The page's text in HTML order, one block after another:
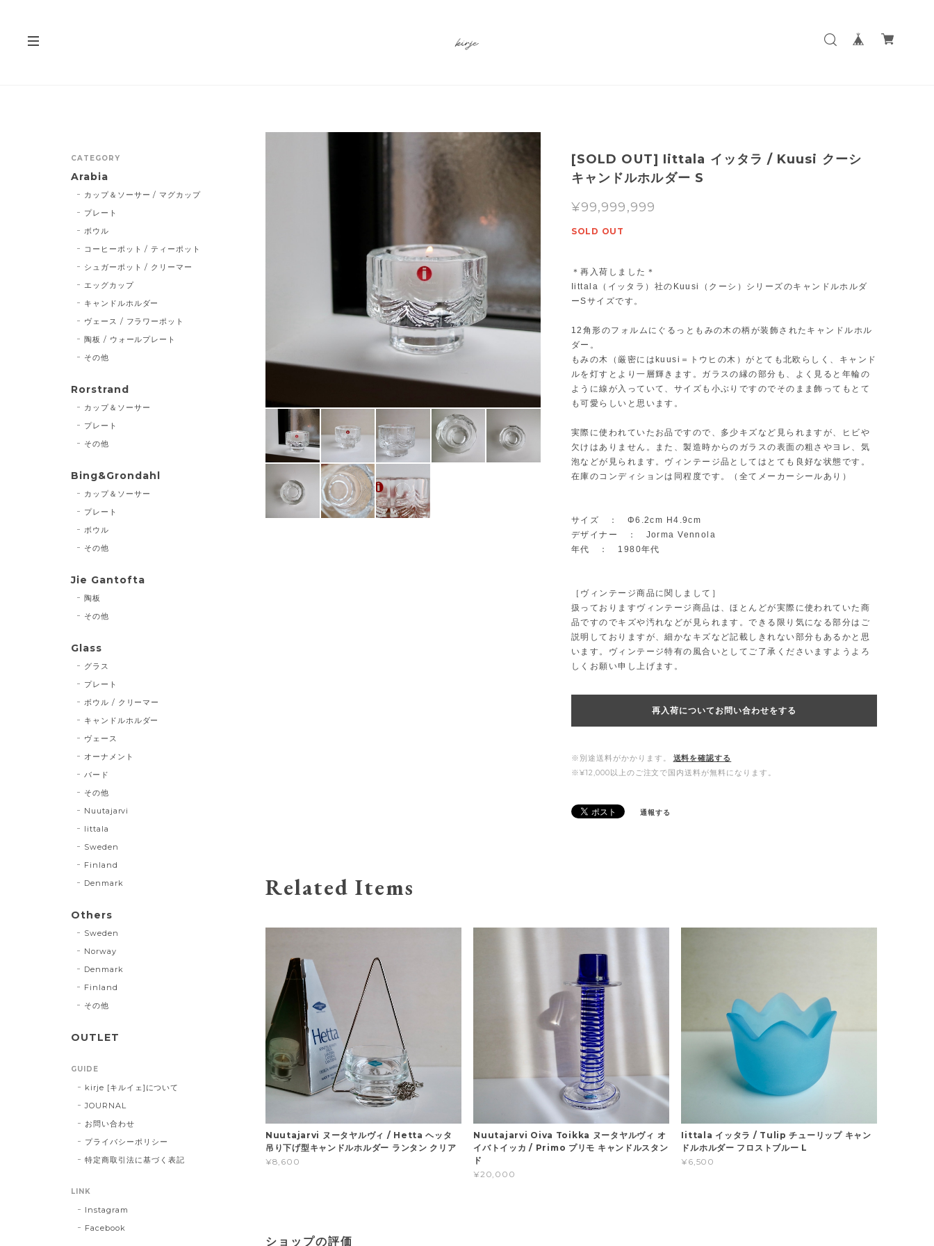
[SOLD OUT] Iittala イッタラ / Kuusi クーシ
キャンドルホルダー S
¥99,999,999
SOLD OUT
＊再入荷しました＊
Iittala（イッタラ）社のKuusi（クーシ）シリーズのキャンドルホルダ
ーSサイズです。
12角形のフォルムにぐるっともみの木の柄が装飾されたキャンドルホル
ダー。
もみの木（厳密にはkuusi＝トウヒの木）がとても北欧らしく、キャンド
ルを灯すとより一層輝きます。ガラスの縁の部分も、よく見ると年輪の
ように線が入っていて、サイズも小ぶりですのでそのまま飾ってもとて
も可愛らしいと思います。
実際に使われていたお品ですので、多少キズなど見られますが、ヒビや
欠けはありません。また、製造時からのガラスの表面の粗さやヨレ、気
泡などが見られます。ヴィンテージ品としてはとても良好な状態です。
在庫のコンディションは同程度です。（全てメーカーシールあり）
サイズ ： Φ6.2cm H4.9cm
デザイナー ： Jorma Vennola
年代 ： 1980年代
［ヴィンテージ商品に関しまして］
扱っておりますヴィンテージ商品は、ほとんどが実際に使われていた商
品ですのでキズや汚れなどが見られます。できる限り気になる部分はご
説明しておりますが、細かなキズなど記載しきれない部分もあるかと思
います。ヴィンテージ特有の風合いとしてご了承くださいますようよろ
しくお願い申し上げます。
再入荷についてお問い合わせをする
※別途送料がかかります。
送料を確認する
※¥12,000以上のご注文で国内送料が無料になります。
通報する
Related Items
Nuutajarvi ヌータヤルヴィ / Hetta ヘッタ
吊り下げ型キャンドルホルダー ランタン クリア
¥8,600
Nuutajarvi Oiva Toikka ヌータヤルヴィ オ
イバトイッカ / Primo プリモ キャンドルスタン
ド
¥20,000
Iittala イッタラ / Tulip チューリップ キャン
ドルホルダー フロストブルー L
¥6,500
ショップの評価
CATEGORY
Arabia
カップ＆ソーサー / マグカップ
プレート
ボウル
コーヒーポット / ティーポット
シュガーポット / クリーマー
エッグカップ
キャンドルホルダー
ヴェース / フラワーポット
陶板 / ウォールプレート
その他
Rorstrand
カップ＆ソーサー
プレート
その他
Bing&Grondahl
カップ＆ソーサー
プレート
ボウル
その他
Jie Gantofta
陶板
その他
Glass
グラス
プレート
ボウル / クリーマー
キャンドルホルダー
ヴェース
オーナメント
バード
その他
Nuutajarvi
Iittala
Sweden
Finland
Denmark
Others
Sweden
Norway
Denmark
Finland
その他
OUTLET
GUIDE
kirje [キルイェ]について
JOURNAL
お問い合わせ
プライバシーポリシー
特定商取引法に基づく表記
LINK
Instagram
Facebook